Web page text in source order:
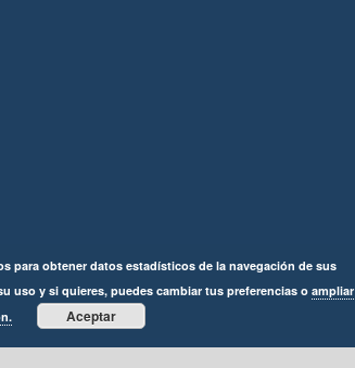
para obtener datos estadísticos de la navegación de sus
uso y si quieres, puedes cambiar tus preferencias o ampliar
Aceptar